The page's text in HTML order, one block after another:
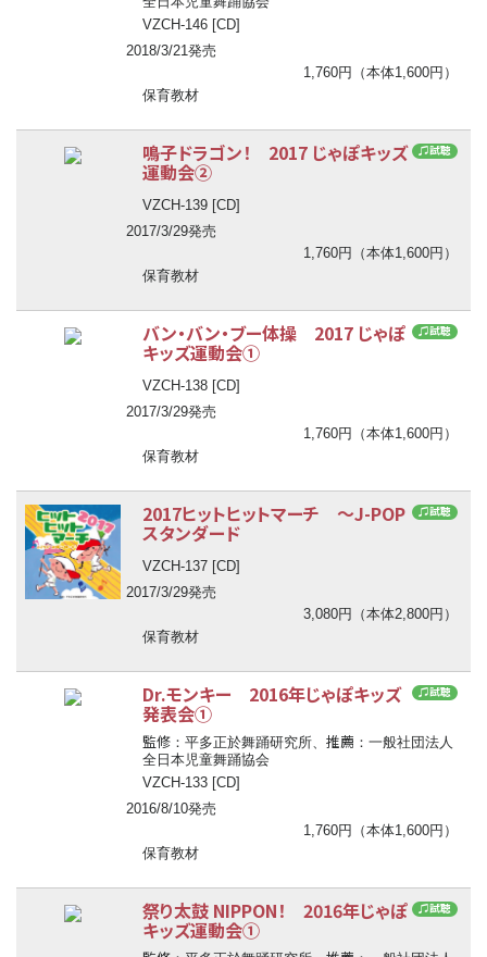
VZCH-146 [CD]
2018/3/21発売
1,760円（本体1,600円）
保育教材
♫試聴
鳴子ドラゴン！ 2017 じゃぽキッズ
運動会②
VZCH-139 [CD]
2017/3/29発売
1,760円（本体1,600円）
保育教材
♫試聴
バン・バン・ブー体操 2017 じゃぽ
キッズ運動会①
VZCH-138 [CD]
2017/3/29発売
1,760円（本体1,600円）
保育教材
♫試聴
2017ヒットヒットマーチ ～J-POP
スタンダード
VZCH-137 [CD]
2017/3/29発売
3,080円（本体2,800円）
保育教材
♫試聴
Dr.モンキー 2016年じゃぽキッズ
発表会①
監修 ：平多正於舞踊研究所、 推薦 ：一般社団法人
全日本児童舞踊協会
VZCH-133 [CD]
2016/8/10発売
1,760円（本体1,600円）
保育教材
♫試聴
祭り太鼓 NIPPON！ 2016年じゃぽ
キッズ運動会①